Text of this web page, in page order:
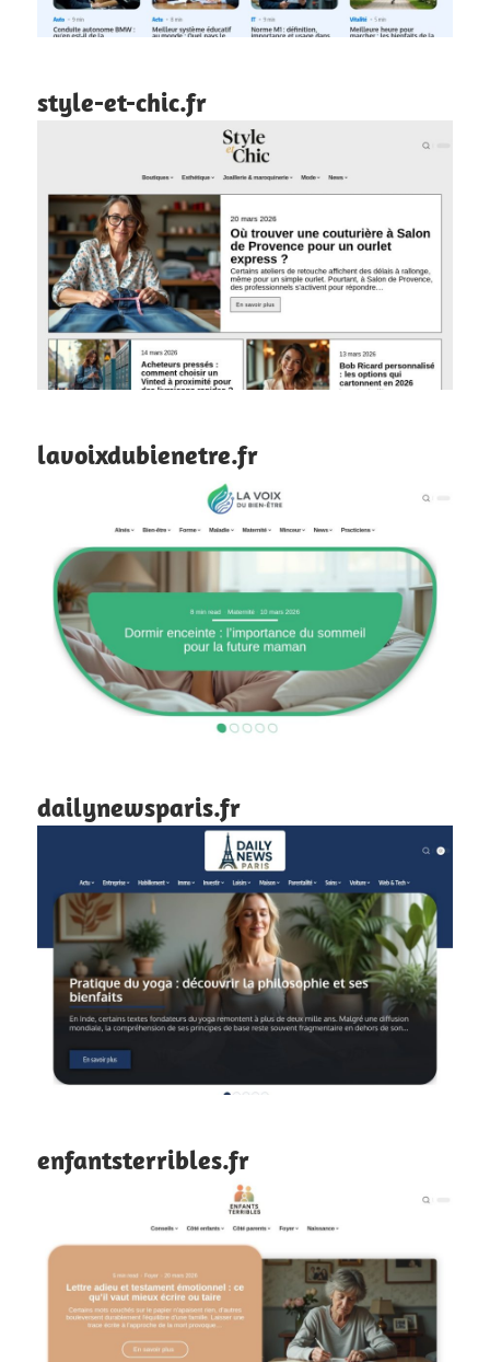
style-et-chic.fr
lavoixdubienetre.fr
dailynewsparis.fr
enfantsterribles.fr